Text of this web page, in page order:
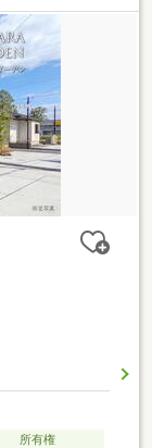
所有権